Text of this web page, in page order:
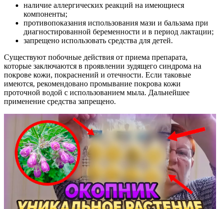
наличие аллергических реакций на имеющиеся
компоненты;
противопоказания использования мази и бальзама при
диагностированной беременности и в период лактации;
запрещено использовать средства для детей.
Существуют побочные действия от приема препарата,
которые заключаются в проявлении зудящего синдрома на
покрове кожи, покраснений и отечности. Если таковые
имеются, рекомендовано промывание покрова кожи
проточной водой с использованием мыла. Дальнейшее
применение средства запрещено.